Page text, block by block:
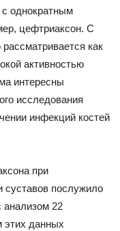
однократным
цефтриаксон. С
как
активностью
интересны
исследования
инфекций костей
при
суставов послужило
анализом 22
этих данных